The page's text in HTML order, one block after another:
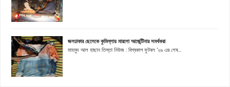
জলঢাকার ছেলেকে কুমিল্লায় মারলো আর্জেন্টিনার সমর্থকরা
মাহমুদ আল হাছান তিস্তা নিউজ : বিশ্বকাপ ফুটবল '২৬ এর শেষ...